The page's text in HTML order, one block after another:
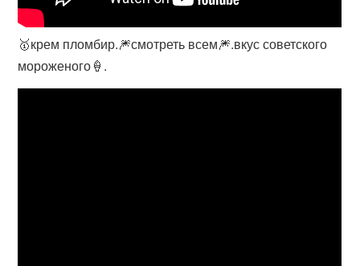
🥇крем пломбир.🎆смотреть всем🎆.вкус советского
мороженого🍦.